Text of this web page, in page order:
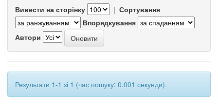
Вивести на сторінку | Сортування
Впорядкування
Автори
Результати 1-1 зі 1 (час пошуку: 0.001 секунди).